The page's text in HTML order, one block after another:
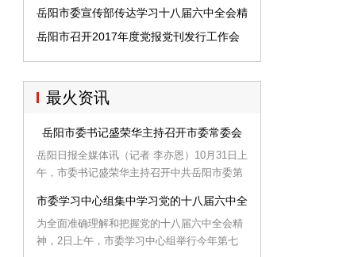
员
岳阳市委宣传部传达学习十八届六中全会精
神
岳阳市召开2017年度党报党刊发行工作会
最火资讯
岳阳市委书记盛荣华主持召开市委常委会
岳阳日报全媒体讯（记者 李亦恩）10月31日上
午，市委书记盛荣华主持召开中共岳阳市委第
和省委专题会议精神，听取关于中央深化人才
发展体制机制改革和中央、省委近期政法综治
维稳工作会议精神汇报，研究讨论承担行政职
市委学习中心组集中学习党的十八届六中全会精神
为全面准确理解和把握党的十八届六中全会精
神，2日上午，市委学习中心组举行今年第七